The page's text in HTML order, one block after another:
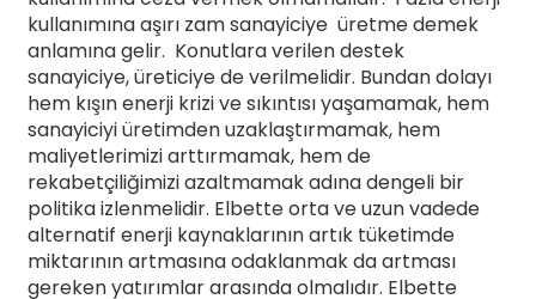
kullanımına aşırı zam sanayiciye üretme demek
anlamına gelir. Konutlara verilen destek
sanayiciye, üreticiye de verilmelidir. Bundan dolayı
hem kışın enerji krizi ve sıkıntısı yaşamamak, hem
sanayiciyi üretimden uzaklaştırmamak, hem
maliyetlerimizi arttırmamak, hem de
rekabetçiliğimizi azaltmamak adına dengeli bir
politika izlenmelidir. Elbette orta ve uzun vadede
alternatif enerji kaynaklarının artık tüketimde
miktarının artmasına odaklanmak da artması
gereken yatırımlar arasında olmalıdır. Elbette